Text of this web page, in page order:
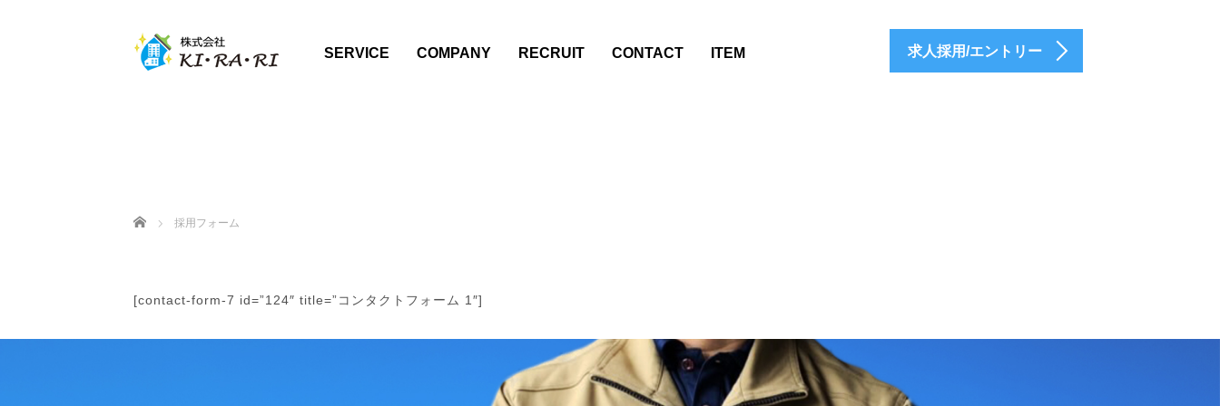
SERVICE COMPANY RECRUIT CONTACT ITEM 求人採用/エントリー
ホーム 採用フォーム
[contact-form-7 id=”124″ title=”コンタクトフォーム 1″]